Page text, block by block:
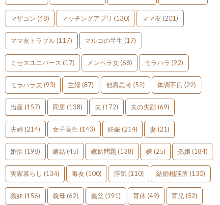
マザコン (48) マッチングアプリ (130) ママ友(201)
ママ友トラブル(117) マルコの半生 (17)
ミセスユニバース (17) メンヘラ女(68) モラハラ (92)
モラハラ夫 (93) 主婦(87) 他責思考(52) 体調不良 (22)
出産 (157) 同居(138) 夫 (172) 夫の失踪(69)
夫婦(214) 女子高生 (143) 妊娠(214) 妻(21)
婚活(198) 嫁姑(45) 嫁姑問題 (138) 嫌 (25) 孫娘 (184)
実家暮らし (134) 毒友(100) 浮気(110) 結婚相談所(130)
義妹(156) 義母(62) 義父 (191) 育休 (49) 育児(52)